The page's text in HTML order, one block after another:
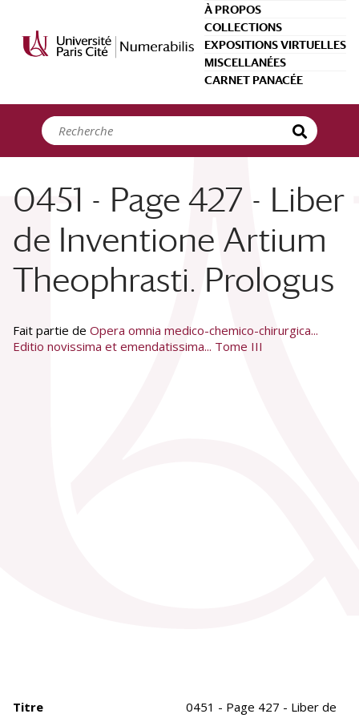
À PROPOS
COLLECTIONS
EXPOSITIONS VIRTUELLES
MISCELLANÉES
CARNET PANACÉE
0451 - Page 427 - Liber
de Inventione Artium
Theophrasti. Prologus
Fait partie de Opera omnia medico-chemico-chirurgica...
Editio novissima et emendatissima... Tome III
Titre
0451 - Page 427 - Liber de